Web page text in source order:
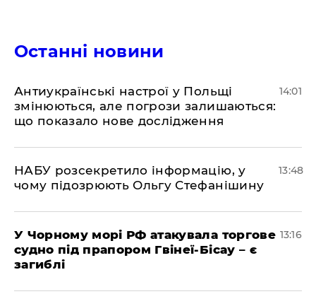
Останні новини
Антиукраїнські настрої у Польщі
змінюються, але погрози залишаються:
що показало нове дослідження
14:01
НАБУ розсекретило інформацію, у
чому підозрюють Ольгу Стефанішину
13:48
У Чорному морі РФ атакувала торгове
судно під прапором Гвінеї-Бісау – є
загиблі
13:16